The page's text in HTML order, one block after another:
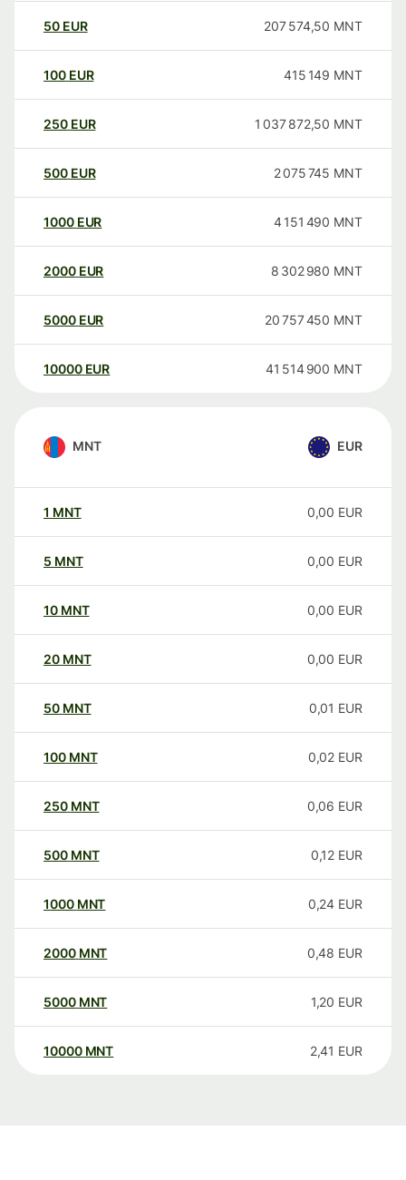
50 EUR 207 574,50 MNT
100 EUR 415 149 MNT
250 EUR 1 037 872,50 MNT
500 EUR 2 075 745 MNT
1000 EUR 4 151 490 MNT
2000 EUR 8 302 980 MNT
5000 EUR 20 757 450 MNT
10000 EUR 41 514 900 MNT
MNT EUR
1 MNT 0,00 EUR
5 MNT 0,00 EUR
10 MNT 0,00 EUR
20 MNT 0,00 EUR
50 MNT 0,01 EUR
100 MNT 0,02 EUR
250 MNT 0,06 EUR
500 MNT 0,12 EUR
1000 MNT 0,24 EUR
2000 MNT 0,48 EUR
5000 MNT 1,20 EUR
10000 MNT 2,41 EUR